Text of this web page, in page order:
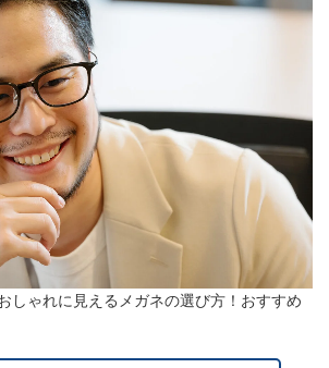
しゃれに見えるメガネの選び方！おすすめ